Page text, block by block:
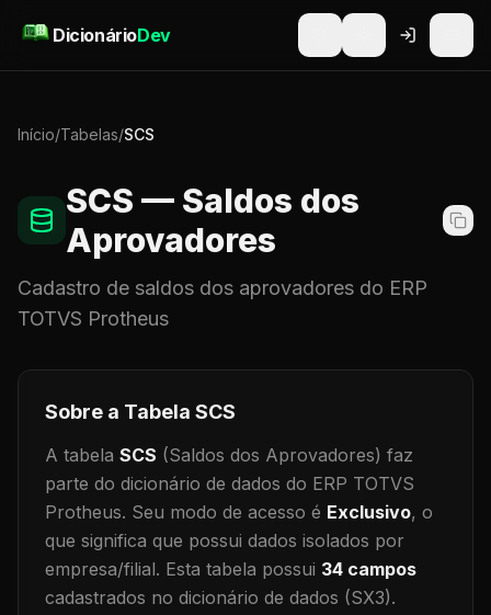
DicionárioDev
Início/Tabelas/SCS
SCS — Saldos dos
Aprovadores
Cadastro de saldos dos aprovadores do ERP
TOTVS Protheus
Sobre a Tabela SCS
A tabela SCS (Saldos dos Aprovadores) faz
parte do dicionário de dados do ERP TOTVS
Protheus. Seu modo de acesso é Exclusivo, o
que significa que possui dados isolados por
empresa/filial. Esta tabela possui 34 campos
cadastrados no dicionário de dados (SX3).